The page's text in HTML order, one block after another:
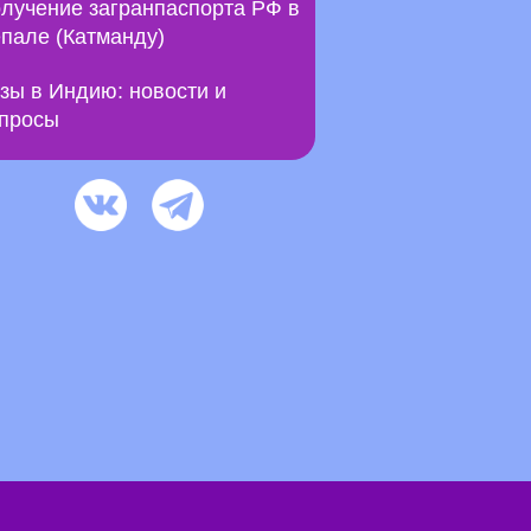
загранпаспорта РФ в
(Катманду)
в Индию: новости и